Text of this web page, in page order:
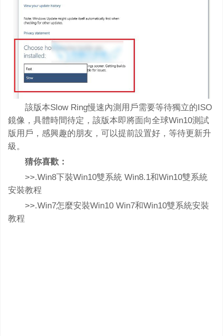
該版本Slow Ring慢速內測用戶需要等待獨立的ISO
鏡像，具體時間待定，該版本即將面向全球Win10測試
版用戶，感興趣的朋友，可以提前設置好，等待更新升
級。
猜你喜歡：
>>.Win8下裝Win10雙系統 Win8.1和Win10雙系統
安裝教程
>>.Win7怎麼安裝Win10 Win7和Win10雙系統安裝
教程